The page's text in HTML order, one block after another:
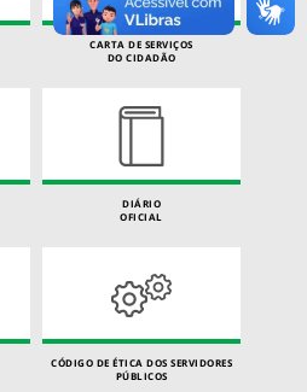
CARTA DE SERVIÇOS
DO CIDADÃO
DIÁRIO
OFICIAL
CÓDIGO DE ÉTICA DOS SERVIDORES
PÚBLICOS